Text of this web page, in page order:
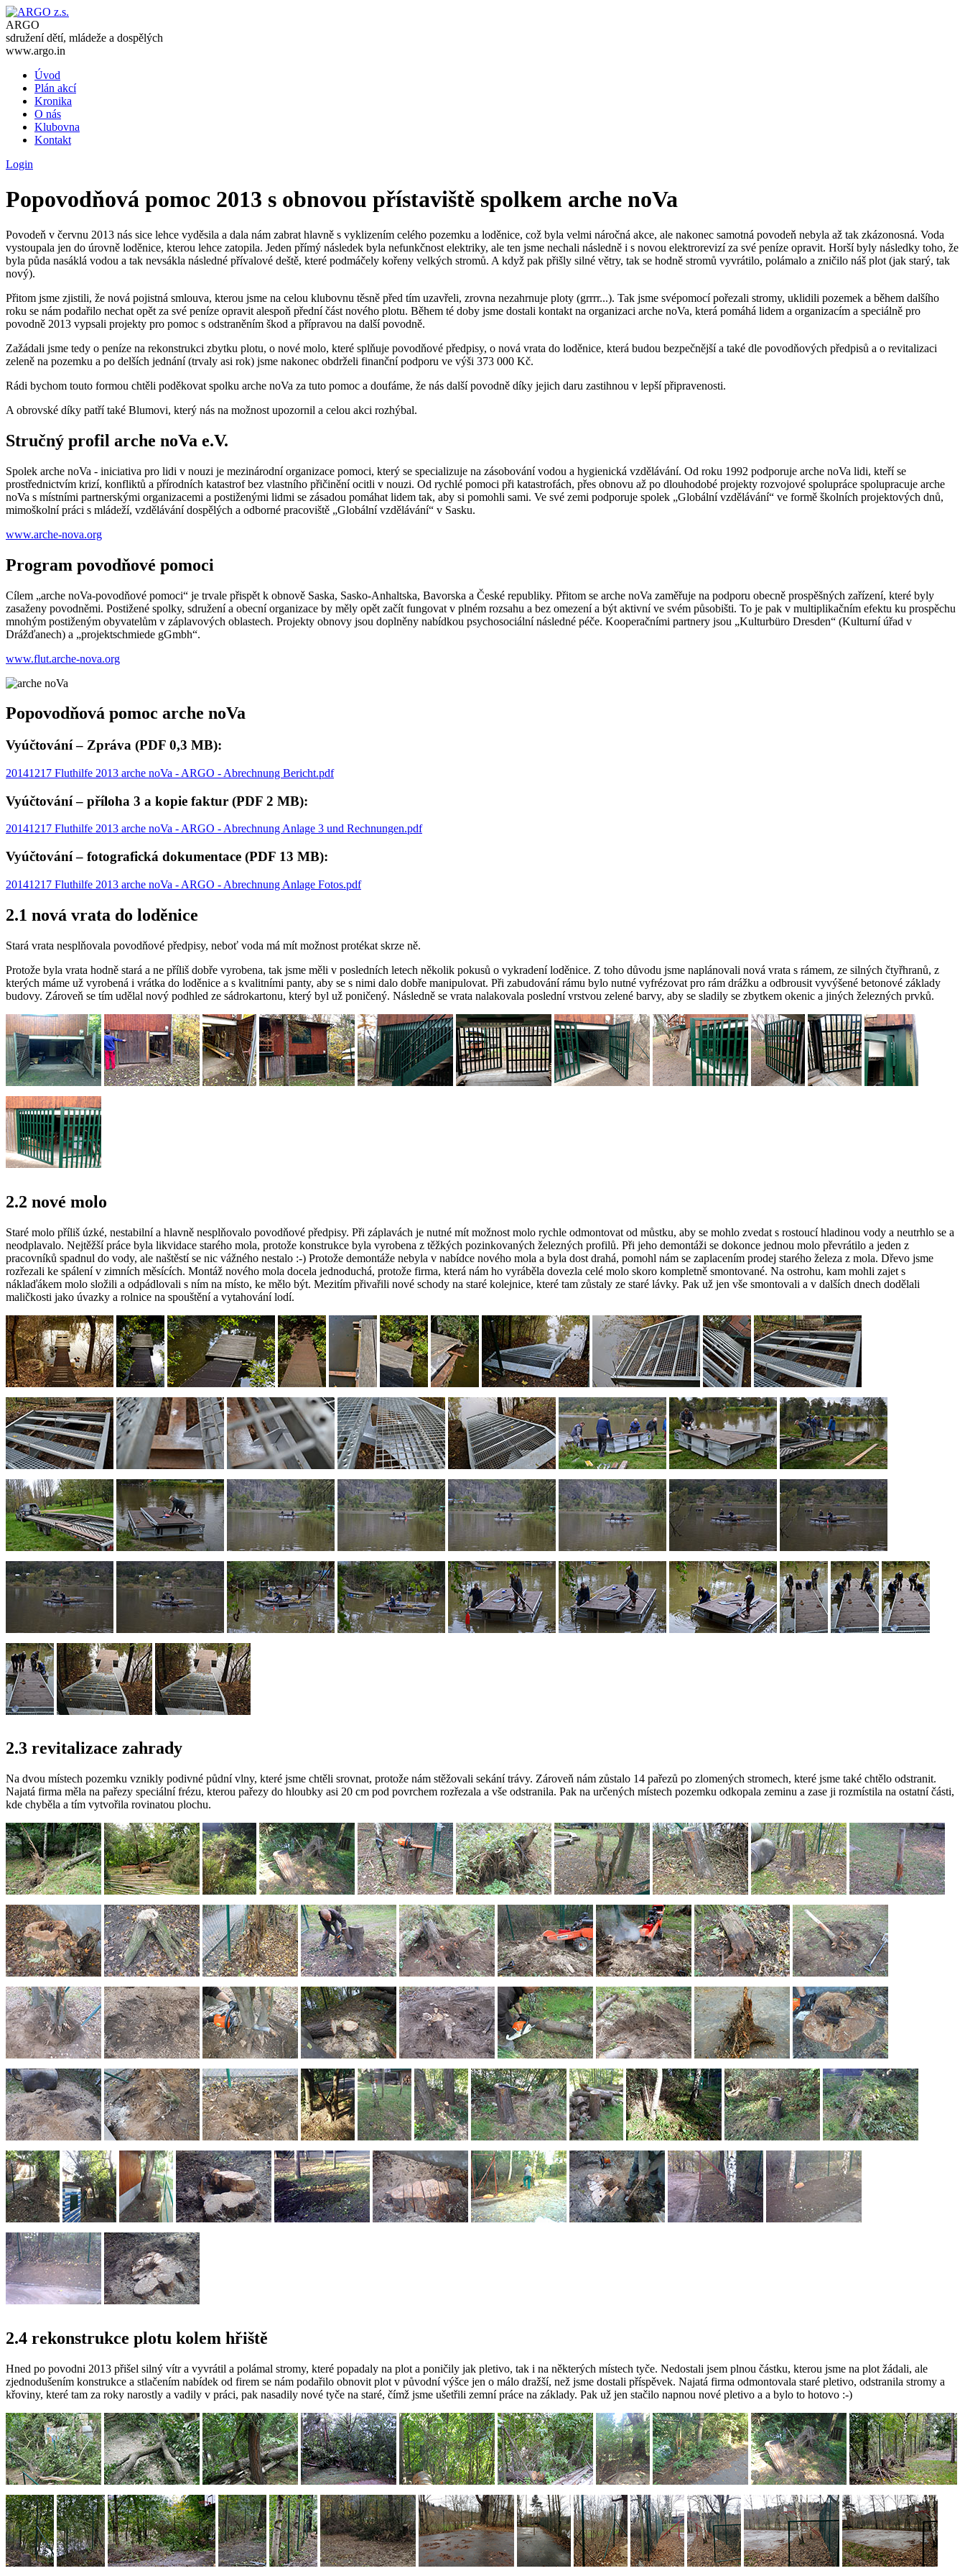
ARGO
sdružení dětí, mládeže a dospělých
www.argo.in
Úvod
Plán akcí
Kronika
O nás
Klubovna
Kontakt
Login
Popovodňová pomoc 2013 s obnovou přístaviště spolkem arche noVa
Povodeň v červnu 2013 nás sice lehce vyděsila a dala nám zabrat hlavně s vyklizením celého pozemku a loděnice, což byla velmi náročná akce, ale nakonec samotná povodeň nebyla až tak zkázonosná. Voda
vystoupala jen do úrovně loděnice, kterou lehce zatopila. Jeden přímý následek byla nefunkčnost elektriky, ale ten jsme nechali následně i s novou elektrorevizí za své peníze opravit. Horší byly následky toho, že
byla půda nasáklá vodou a tak nevsákla následné přívalové deště, které podmáčely kořeny velkých stromů. A když pak přišly silné větry, tak se hodně stromů vyvrátilo, polámalo a zničilo náš plot (jak starý, tak
nový).
Přitom jsme zjistili, že nová pojistná smlouva, kterou jsme na celou klubovnu těsně před tím uzavřeli, zrovna nezahrnuje ploty (grrrr...). Tak jsme svépomocí pořezali stromy, uklidili pozemek a během dalšího
roku se nám podařilo nechat opět za své peníze opravit alespoň přední část nového plotu. Během té doby jsme dostali kontakt na organizaci arche noVa, která pomáhá lidem a organizacím a speciálně pro
povodně 2013 vypsali projekty pro pomoc s odstraněním škod a přípravou na další povodně.
Zažádali jsme tedy o peníze na rekonstrukci zbytku plotu, o nové molo, které splňuje povodňové předpisy, o nová vrata do loděnice, která budou bezpečnější a také dle povodňových předpisů a o revitalizaci
zeleně na pozemku a po delších jednání (trvaly asi rok) jsme nakonec obdrželi finanční podporu ve výši 373 000 Kč.
Rádi bychom touto formou chtěli poděkovat spolku arche noVa za tuto pomoc a doufáme, že nás další povodně díky jejich daru zastihnou v lepší připravenosti.
A obrovské díky patří také Blumovi, který nás na možnost upozornil a celou akci rozhýbal.
Stručný profil arche noVa e.V.
Spolek arche noVa - iniciativa pro lidi v nouzi je mezinárodní organizace pomoci, který se specializuje na zásobování vodou a hygienická vzdělávání. Od roku 1992 podporuje arche noVa lidi, kteří se
prostřednictvím krizí, konfliktů a přírodních katastrof bez vlastního přičinění ocitli v nouzi. Od rychlé pomoci při katastrofách, přes obnovu až po dlouhodobé projekty rozvojové spolupráce spolupracuje arche
noVa s místními partnerskými organizacemi a postiženými lidmi se zásadou pomáhat lidem tak, aby si pomohli sami. Ve své zemi podporuje spolek „Globální vzdělávání“ ve formě školních projektových dnů,
mimoškolní práci s mládeží, vzdělávání dospělých a odborné pracoviště „Globální vzdělávání“ v Sasku.
www.arche-nova.org
Program povodňové pomoci
Cílem „arche noVa-povodňové pomoci“ je trvale přispět k obnově Saska, Sasko-Anhaltska, Bavorska a České republiky. Přitom se arche noVa zaměřuje na podporu obecně prospěšných zařízení, které byly
zasaženy povodněmi. Postižené spolky, sdružení a obecní organizace by měly opět začít fungovat v plném rozsahu a bez omezení a být aktivní ve svém působišti. To je pak v multiplikačním efektu ku prospěchu
mnohým postiženým obyvatelům v záplavových oblastech. Projekty obnovy jsou doplněny nabídkou psychosociální následné péče. Kooperačními partnery jsou „Kulturbüro Dresden“ (Kulturní úřad v
Drážďanech) a „projektschmiede gGmbh“.
www.flut.arche-nova.org
Popovodňová pomoc arche noVa
Vyúčtování – Zpráva (PDF 0,3 MB):
20141217 Fluthilfe 2013 arche noVa - ARGO - Abrechnung Bericht.pdf
Vyúčtování – příloha 3 a kopie faktur (PDF 2 MB):
20141217 Fluthilfe 2013 arche noVa - ARGO - Abrechnung Anlage 3 und Rechnungen.pdf
Vyúčtování – fotografická dokumentace (PDF 13 MB):
20141217 Fluthilfe 2013 arche noVa - ARGO - Abrechnung Anlage Fotos.pdf
2.1 nová vrata do loděnice
Stará vrata nesplňovala povodňové předpisy, neboť voda má mít možnost protékat skrze ně.
Protože byla vrata hodně stará a ne příliš dobře vyrobena, tak jsme měli v posledních letech několik pokusů o vykradení loděnice. Z toho důvodu jsme naplánovali nová vrata s rámem, ze silných čtyřhranů, z
kterých máme už vyrobená i vrátka do loděnice a s kvalitními panty, aby se s nimi dalo dobře manipulovat. Při zabudování rámu bylo nutné vyfrézovat pro rám drážku a odbrousit vyvýšené betonové základy
budovy. Zároveň se tím udělal nový podhled ze sádrokartonu, který byl už poničený. Následně se vrata nalakovala poslední vrstvou zelené barvy, aby se sladily se zbytkem okenic a jiných železných prvků.
2.2 nové molo
Staré molo příliš úzké, nestabilní a hlavně nesplňovalo povodňové předpisy. Při záplavách je nutné mít možnost molo rychle odmontovat od můstku, aby se mohlo zvedat s rostoucí hladinou vody a neutrhlo se a
neodplavalo. Nejtěžší práce byla likvidace starého mola, protože konstrukce byla vyrobena z těžkých pozinkovaných železných profilů. Při jeho demontáži se dokonce jednou molo převrátilo a jeden z
pracovníků spadnul do vody, ale naštěstí se nic vážného nestalo :-) Protože demontáže nebyla v nabídce nového mola a byla dost drahá, pomohl nám se zaplacením prodej starého železa z mola. Dřevo jsme
rozřezali ke spálení v zimních měsících. Montáž nového mola docela jednoduchá, protože firma, která nám ho vyráběla dovezla celé molo skoro kompletně smontované. Na ostrohu, kam mohli zajet s
náklaďákem molo složili a odpádlovali s ním na místo, ke mělo být. Mezitím přivařili nové schody na staré kolejnice, které tam zůstaly ze staré lávky. Pak už jen vše smontovali a v dalších dnech dodělali
maličkosti jako úvazky a rolnice na spouštění a vytahování lodí.
2.3 revitalizace zahrady
Na dvou místech pozemku vznikly podivné půdní vlny, které jsme chtěli srovnat, protože nám stěžovali sekání trávy. Zároveň nám zůstalo 14 pařezů po zlomených stromech, které jsme také chtělo odstranit.
Najatá firma měla na pařezy speciální frézu, kterou pařezy do hloubky asi 20 cm pod povrchem rozřezala a vše odstranila. Pak na určených místech pozemku odkopala zeminu a zase ji rozmístila na ostatní části,
kde chyběla a tím vytvořila rovinatou plochu.
2.4 rekonstrukce plotu kolem hřiště
Hned po povodni 2013 přišel silný vítr a vyvrátil a polámal stromy, které popadaly na plot a poničily jak pletivo, tak i na některých místech tyče. Nedostali jsem plnou částku, kterou jsme na plot žádali, ale
zjednodušením konstrukce a stlačením nabídek od firem se nám podařilo obnovit plot v původní výšce jen o málo dražší, než jsme dostali příspěvek. Najatá firma odmontovala staré pletivo, odstranila stromy a
křoviny, které tam za roky narostly a vadily v práci, pak nasadily nové tyče na staré, čímž jsme ušetřili zemní práce na základy. Pak už jen stačilo napnou nové pletivo a a bylo to hotovo :-)